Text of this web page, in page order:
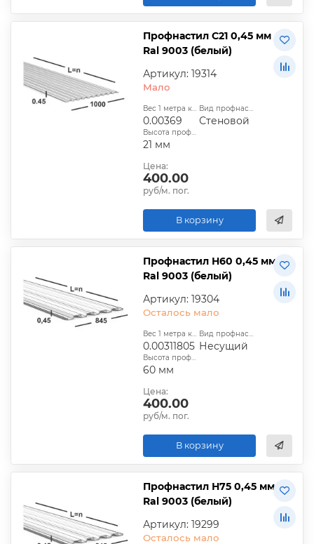
Профнастил С21 0,45 мм
Ral 9003 (белый)
Артикул: 19314
Мало
Вес 1 метра квадратного, т:
0.00369
Вид профнастила:
Стеновой
Высота профиля:
21 мм
Цена:
400.00
руб/м. пог.
В корзину
Профнастил Н60 0,45 мм
Ral 9003 (белый)
Артикул: 19304
Осталось мало
Вес 1 метра квадратного, т:
0.00311805
Вид профнастила:
Несущий
Высота профиля:
60 мм
Цена:
400.00
руб/м. пог.
В корзину
Профнастил Н75 0,45 мм
Ral 9003 (белый)
Артикул: 19299
Осталось мало